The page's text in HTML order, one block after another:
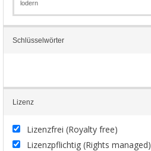
lodern
Schlüsselwörter
Lizenz
Lizenzfrei (Royalty free)
Lizenzpflichtig (Rights managed)